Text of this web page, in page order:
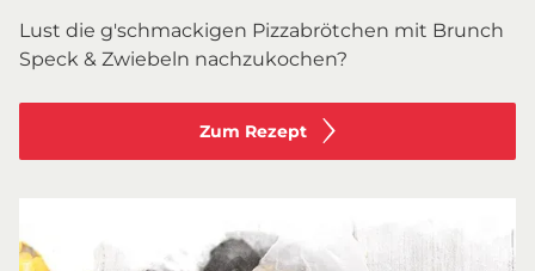
Lust die g'schmackigen Pizzabrötchen mit Brunch
Speck & Zwiebeln nachzukochen?
Zum Rezept